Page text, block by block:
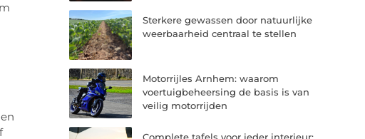
Sterkere gewassen door natuurlijke
weerbaarheid centraal te stellen
Motorrijles Arnhem: waarom
voertuigbeheersing de basis is van
veilig motorrijden